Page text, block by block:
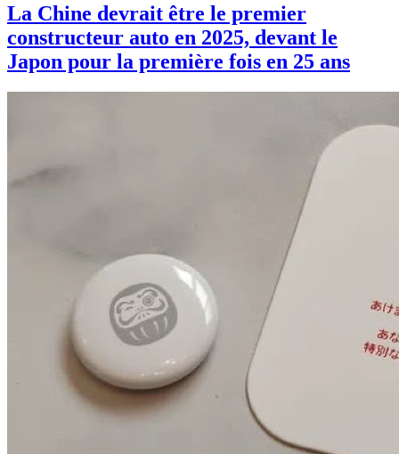
La Chine devrait être le premier
constructeur auto en 2025, devant le
Japon pour la première fois en 25 ans